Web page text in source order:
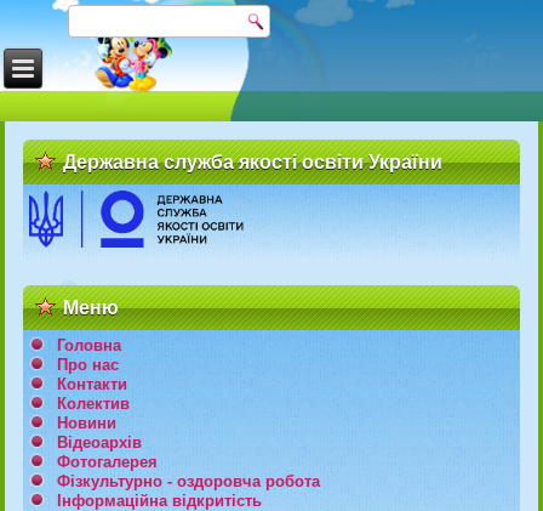
Державна служба якості освіти України
Меню
Головна
Про нас
Контакти
Колектив
Новини
Відеоархів
Фотогалерея
Фізкультурно - оздоровча робота
Інформаційна відкритість